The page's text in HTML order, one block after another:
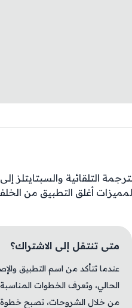
التلقائية والسبتايتلز
أغلق التطبيق من
متى تنتقل إلى الاشتراك؟
عندما تتأكد من اسم التطبيق
الحالي، وتعرف الخطوات المناسبة
من خلال الشروحات، تصبح خطوة